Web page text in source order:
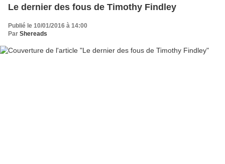
Le dernier des fous de Timothy Findley
Publié le 10/01/2016 à 14:00
Par Shereads